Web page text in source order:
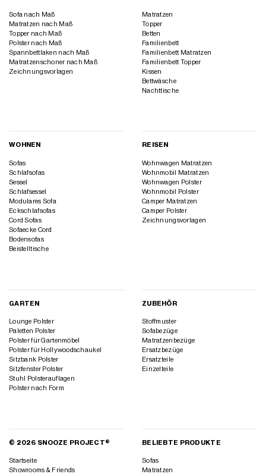
Sofa nach Maß
Matratzen nach Maß
Topper nach Maß
Polster nach Maß
Spannbettlaken nach Maß
Matratzenschoner nach Maß
Zeichnungsvorlagen
Matratzen
Topper
Betten
Familienbett
Familienbett Matratzen
Familienbett Topper
Kissen
Bettwäsche
Nachttische
WOHNEN
Sofas
Schlafsofas
Sessel
Schlafsessel
Modulares Sofa
Eckschlafsofas
Cord Sofas
Sofaecke Cord
Bodensofas
Beistelltische
REISEN
Wohnwagen Matratzen
Wohnmobil Matratzen
Wohnwagen Polster
Wohnmobil Polster
Camper Matratzen
Camper Polster
Zeichnungsvorlagen
GARTEN
Lounge Polster
Paletten Polster
Polster für Gartenmöbel
Polster für Hollywoodschaukel
Sitzbank Polster
Sitzfenster Polster
Stuhl Polsterauflagen
Polster nach Form
ZUBEHÖR
Stoffmuster
Sofabezüge
Matratzenbezüge
Ersatzbezüge
Ersatzteile
Einzelteile
© 2026 SNOOZE PROJECT®
Startseite
Showrooms & Friends
BELIEBTE PRODUKTE
Sofas
Matratzen